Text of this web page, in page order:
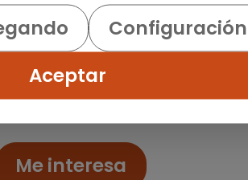
MSX International es el proveedor
externalizadas para la industria
y opera en más de 80
Me interesa
Aceptar